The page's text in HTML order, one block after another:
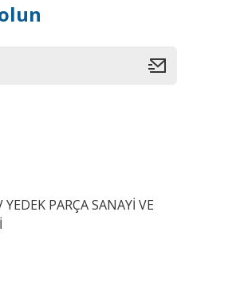
PARÇA SANAYİ VE